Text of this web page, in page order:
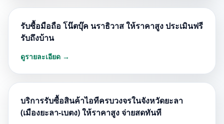
รับซื้อมือถือ โน๊ตบุ๊ค นราธิวาส ให้ราคาสูง ประเมินฟรี
รับถึงบ้าน
ดูรายละเอียด →
บริการรับซื้อสินค้าไอทีครบวงจรในจังหวัดยะลา
(เมืองยะลา-เบตง) ให้ราคาสูง จ่ายสดทันที